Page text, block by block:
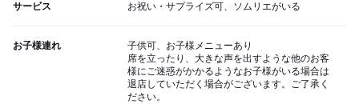
サービス お祝い・サプライズ可、ソムリエがいる
お子様連れ
子供可、お子様メニューあり
席を立ったり、大きな声を出すような他のお客
様にご迷惑がかかるようなお子様がいる場合は
退店していただく場合がございます。ご了承く
ださい。